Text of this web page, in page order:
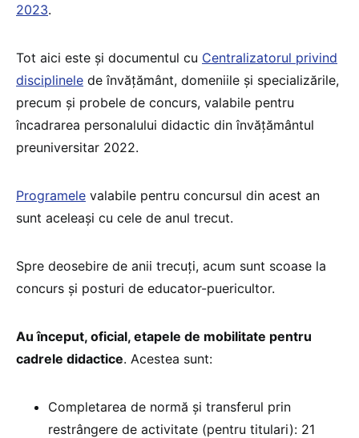
2023.
Tot aici este și documentul cu Centralizatorul privind
disciplinele de învăţământ, domeniile şi specializările,
precum şi probele de concurs, valabile pentru
încadrarea personalului didactic din învăţământul
preuniversitar 2022.
Programele valabile pentru concursul din acest an
sunt aceleași cu cele de anul trecut.
Spre deosebire de anii trecuți, acum sunt scoase la
concurs și posturi de educator-puericultor.
Au început, oficial, etapele de mobilitate pentru
cadrele didactice. Acestea sunt:
Completarea de normă și transferul prin
restrângere de activitate (pentru titulari): 21